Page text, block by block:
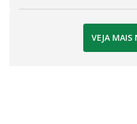
VEJA MAIS